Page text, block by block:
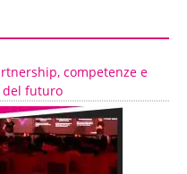
competenze e
del futuro